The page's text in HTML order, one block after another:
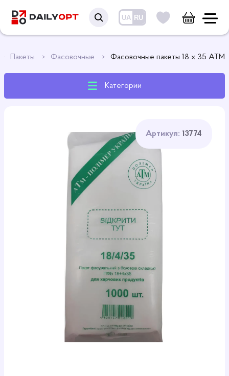
UA RU
Пакеты Фасовочные Фасовочные пакеты 18 х 35 АТМ
Категории
Артикул: 13774